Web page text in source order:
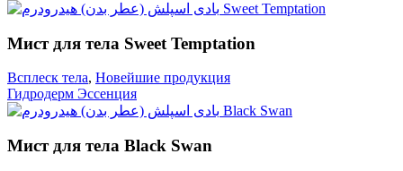
Мист для тела Sweet Temptation
Всплеск тела, Новейшие продукция
Гидродерм Эссенция
Мист для тела Black Swan